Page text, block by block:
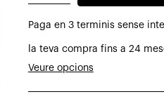
Penjador
de
paret
Paga en 3 terminis sense
la teva compra fins a 24
Veure opcions